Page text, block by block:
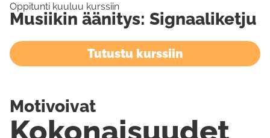
Oppitunti kuuluu kurssiin
Musiikin äänitys: Signaaliketju
Tutustu kurssiin
Motivoivat